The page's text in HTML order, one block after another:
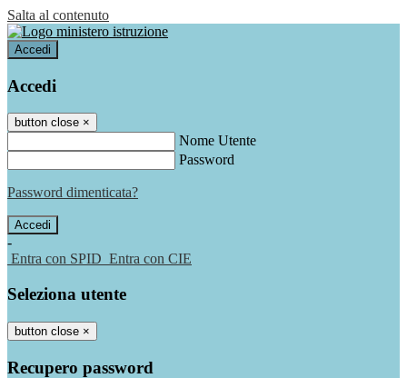
Salta al contenuto
Accedi
Accedi
button close ×
Nome Utente
Password
Password dimenticata?
-
Entra con SPID Entra con CIE
Seleziona utente
button close ×
Recupero password